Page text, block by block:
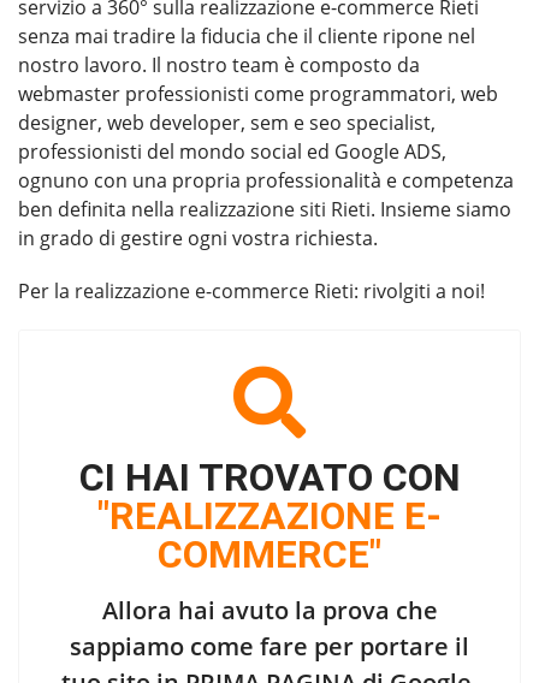
servizio a 360° sulla realizzazione e-commerce Rieti
senza mai tradire la fiducia che il cliente ripone nel
nostro lavoro. Il nostro team è composto da
webmaster professionisti come programmatori, web
designer, web developer, sem e seo specialist,
professionisti del mondo social ed Google ADS,
ognuno con una propria professionalità e competenza
ben definita nella realizzazione siti Rieti. Insieme siamo
in grado di gestire ogni vostra richiesta.
Per la realizzazione e-commerce Rieti: rivolgiti a noi!
CI HAI TROVATO CON
"REALIZZAZIONE E-
COMMERCE"
Allora hai avuto la prova che
sappiamo come fare per portare il